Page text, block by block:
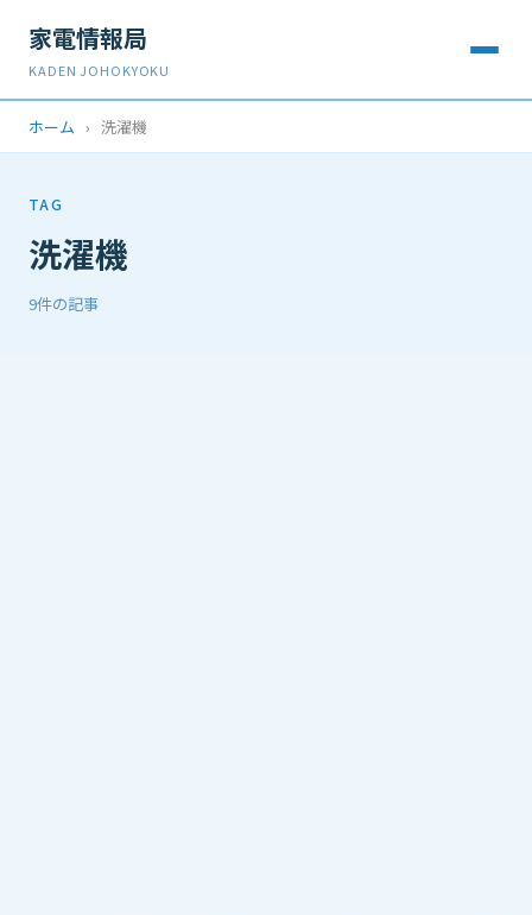
家電情報局
KADEN JOHOKYOKU
ホーム › 洗濯機
TAG
洗濯機
9件の記事